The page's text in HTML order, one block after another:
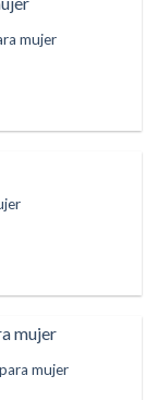
mujer
mujer